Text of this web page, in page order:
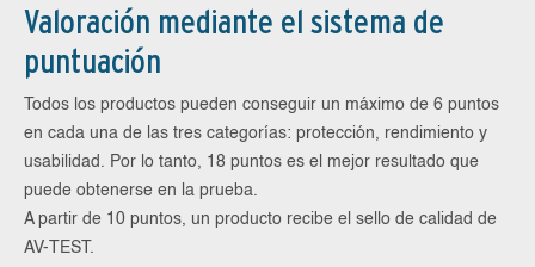
Valoración mediante el sistema de
puntuación
Todos los productos pueden conseguir un máximo de 6 puntos
en cada una de las tres categorías: protección, rendimiento y
usabilidad. Por lo tanto, 18 puntos es el mejor resultado que
puede obtenerse en la prueba.
A partir de 10 puntos, un producto recibe el sello de calidad de
AV-TEST.